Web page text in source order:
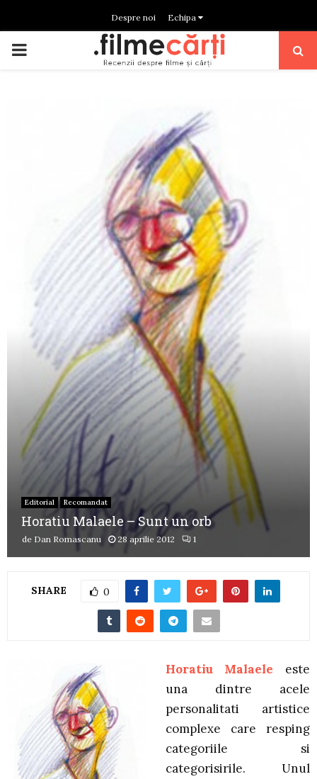
Despre noi Echipa
PRIMARY
Editorial Recomandat
Horatiu Malaele – Sunt un orb
de Dan Romascanu 28 aprilie 2012 1
SHARE 0
Horatiu Malaele este
una dintre acele
personalitati artistice
complexe care resping
categoriile si
categorisirile. Unul